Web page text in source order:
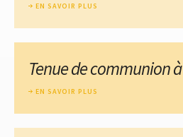
EN SAVOIR PLUS
Tenue de communion à
EN SAVOIR PLUS